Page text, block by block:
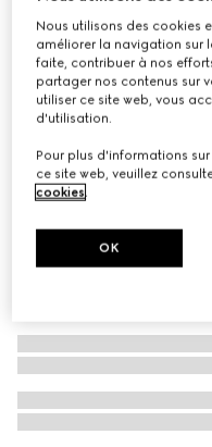
Boîte à chapeau rigide
CA$7,565
Nous utilisons des cookies
améliorer la navigation sur
faite, contribuer à nos
partager nos contenus sur
utiliser ce site web, vous
d'utilisation.
Pour plus d'informations
ce site web, veuillez
cookies.
OK